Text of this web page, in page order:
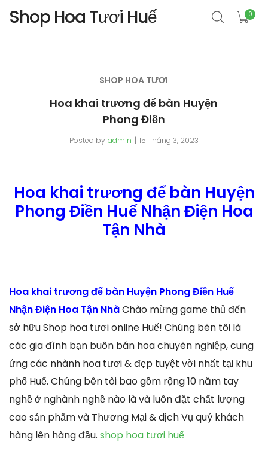
Shop Hoa Tươi Huế 0
SHOP HOA TƯƠI
Hoa khai trương để bàn Huyện
Phong Điền
Posted by admin 15 Tháng 3, 2023
Hoa khai trương để bàn Huyện
Phong Điền Huế Nhận Điện Hoa
Tận Nhà
Hoa khai trương để bàn Huyện Phong Điền Huế
Nhận Điện Hoa Tận NhàChào mừng game thủ đến
sở hữu Shop hoa tươi online Huế! Chúng bên tôi là
các gia đình bạn buôn bán hoa chuyên nghiệp, cung
ứng các nhành hoa tươi & đẹp tuyệt vời nhất tại khu
phố Huế. Chúng bên tôi bao gồm rộng 10 năm tay
nghề ở nghành nghề nào là và luôn đặt chất lượng
cao sản phẩm và Thương Mại & dịch Vụ quý khách
hàng lên hàng đầu. shop hoa tươi huế